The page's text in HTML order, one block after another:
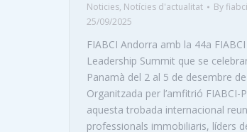
Noticies, Notícies d'actualitat By
25/09/2025
FIABCI Andorra amb la 44a
Leadership Summit que se
Panamà del 2 al 5 de desembre
Organitzada per l’amfitrió FIABCI-
aquesta trobada internacional
professionals immobiliaris, líders